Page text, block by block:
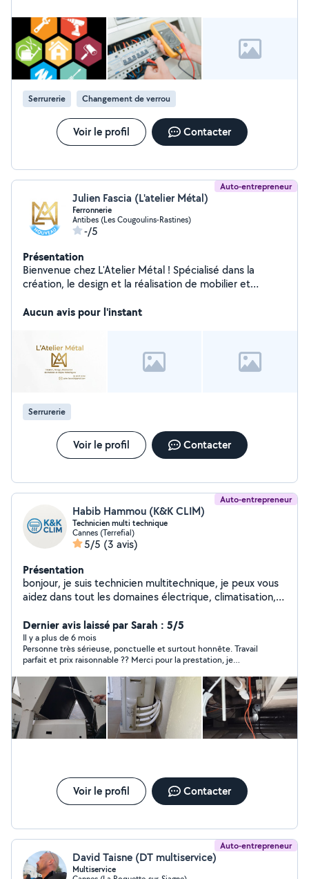
Serrurerie Changement de verrou
Voir le profil Contacter
Auto-entrepreneur
Julien Fascia (L'atelier Métal)
Ferronnerie
Antibes (Les Cougoulins-Rastines)
-/5
Présentation
Bienvenue chez L'Atelier Métal ! Spécialisé dans la
création, le design et la réalisation de mobilier et
faire d'artisan au service de tous vos projets
Aucun avis pour l'instant
Serrurerie
Voir le profil Contacter
Auto-entrepreneur
Habib Hammou (K&K CLIM)
Technicien multi technique
Cannes (Terrefial)
5/5 (3 avis)
Présentation
bonjour, je suis technicien multitechnique, je peux vous
aidez dans tout les domaines électrique, climatisation,
aussi être dans la livraison ou déposer des personnes. je
suis joignable à toute heure
Dernier avis laissé par Sarah : 5/5
Il y a plus de 6 mois
Personne très sérieuse, ponctuelle et surtout honnête. Travail
parfait et prix raisonnable ?? Merci pour la prestation, je
prestations.
Voir le profil Contacter
Auto-entrepreneur
David Taisne (DT multiservice)
Multiservice